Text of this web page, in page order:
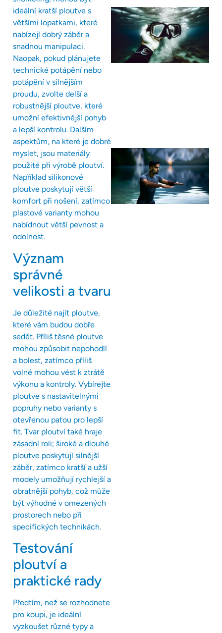
ideální kratší ploutve s
většími lopatkami, které
nabízejí dobrý záběr a
snadnou manipulaci.
Naopak, pokud plánujete
technické potápění nebo
potápění v silnějším
proudu, zvolte delší a
robustnější ploutve, které
umožní efektivnější pohyb
a lepší kontrolu. Dalším
aspektům, na které je dobré
myslet, jsou materiály
použité při výrobě ploutví.
Například silikonové
ploutve poskytují větší
komfort při nošení, zatímco
plastové varianty mohou
nabídnout větší pevnost a
odolnost.
Význam
správné
velikosti a tvaru
Je důležité najít ploutve,
které vám budou dobře
sedět. Příliš těsné ploutve
mohou způsobit nepohodlí
a bolest, zatímco příliš
volné mohou vést k ztrátě
výkonu a kontroly. Vybírejte
ploutve s nastavitelnými
popruhy nebo varianty s
otevřenou patou pro lepší
fit. Tvar ploutví také hraje
zásadní roli; široké a dlouhé
ploutve poskytují silnější
záběr, zatímco kratší a užší
modely umožňují rychlejší a
obratnější pohyb, což může
být výhodné v omezených
prostorech nebo při
specifických technikách.
Testování
ploutví a
praktické rady
Předtím, než se rozhodnete
pro koupi, je ideální
vyzkoušet různé typy a